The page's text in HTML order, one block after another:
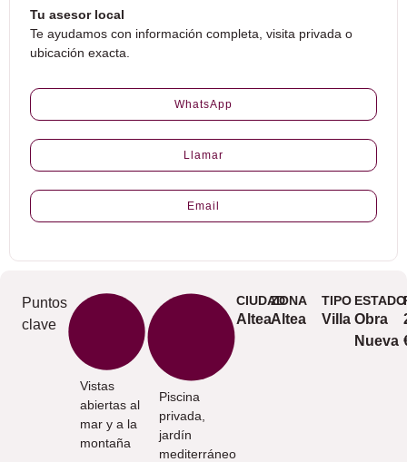
Tu asesor local
Te ayudamos con información completa, visita privada o
ubicación exacta.
WhatsApp
Llamar
Email
Puntos
clave
Vistas
abiertas al
mar y a la
montaña
Piscina
privada,
jardín
mediterráneo
CIUDAD
Altea
ZONA
Altea
TIPO
Villa
ESTADO
Obra
Nueva